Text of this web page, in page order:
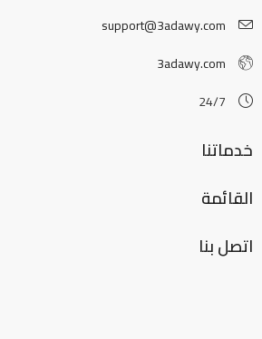
support@3adawy.com
3adawy.com
24/7
خدماتنا
القائمة
اتصل بنا